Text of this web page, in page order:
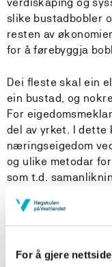
For å gjere
slike bustadbobler
resten av
for å førebyggja
Dei fleste skal ein
ein bustad, og
For
del av yrket. I
næringseigedom
og ulike metodar
som t.d.
Kjøp av bustad,
terminbeløp og